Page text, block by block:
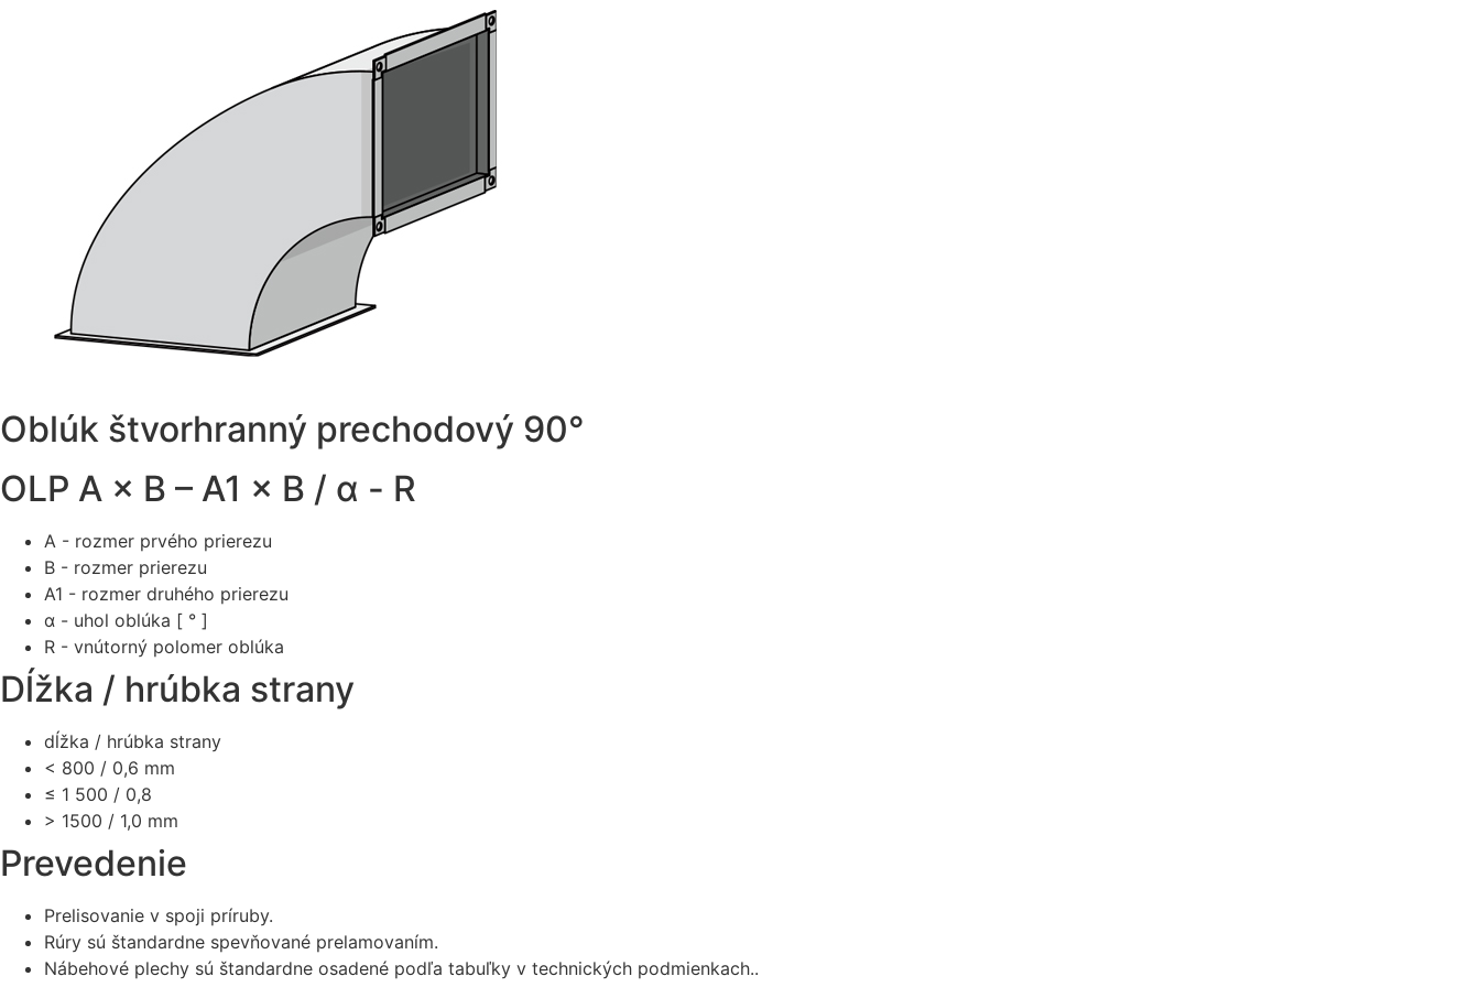
Oblúk štvorhranný prechodový 90°
OLP A × B – A1 × B / α - R
A - rozmer prvého prierezu
B - rozmer prierezu
A1 - rozmer druhého prierezu
α - uhol oblúka [ ° ]
R - vnútorný polomer oblúka
Dĺžka / hrúbka strany
dĺžka / hrúbka strany
< 800 / 0,6 mm
≤ 1 500 / 0,8
> 1500 / 1,0 mm
Prevedenie
Prelisovanie v spoji príruby.
Rúry sú štandardne spevňované prelamovaním.
Nábehové plechy sú štandardne osadené podľa tabuľky v technických podmienkach..